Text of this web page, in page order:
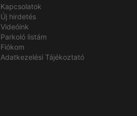
Kapcsolatok
Új hirdetés
Videóink
Parkoló listám
Fiókom
Adatkezelési Tájékoztató